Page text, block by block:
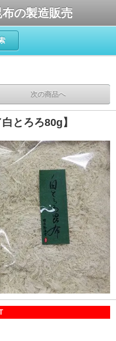
の製造販売
次の商品へ
とろろ80g】